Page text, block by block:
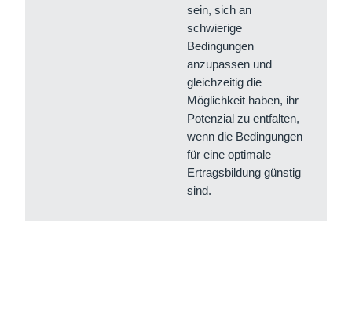
sein, sich an
schwierige
Bedingungen
anzupassen und
gleichzeitig die
Möglichkeit haben, ihr
Potenzial zu entfalten,
wenn die Bedingungen
für eine optimale
Ertragsbildung günstig
sind.